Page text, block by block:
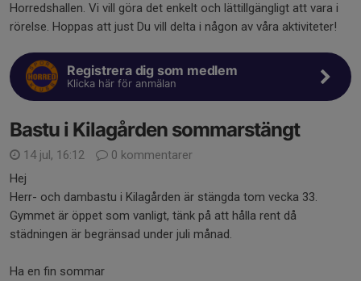
Horredshallen. Vi vill göra det enkelt och lättillgängligt att vara i
rörelse. Hoppas att just Du vill delta i någon av våra aktiviteter!
Registrera dig som medlem
Klicka här för anmälan
Bastu i Kilagården sommarstängt
14 jul, 16:12
0 kommentarer
Hej
Herr- och dambastu i Kilagården är stängda tom vecka 33.
Gymmet är öppet som vanligt, tänk på att hålla rent då
städningen är begränsad under juli månad.
Ha en fin sommar